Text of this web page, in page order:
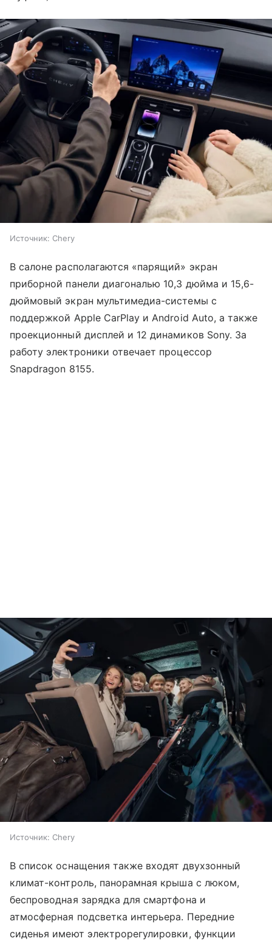
Источник: Chery
В салоне располагаются «парящий» экран
приборной панели диагональю 10,3 дюйма и 15,6-
дюймовый экран мультимедиа-системы с
поддержкой Apple CarPlay и Android Auto, а также
проекционный дисплей и 12 динамиков Sony. За
работу электроники отвечает процессор
Snapdragon 8155.
Источник: Chery
В список оснащения также входят двухзонный
климат-контроль, панорамная крыша с люком,
беспроводная зарядка для смартфона и
атмосферная подсветка интерьера. Передние
сиденья имеют электрорегулировки, функции